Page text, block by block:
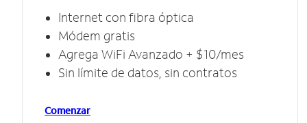
Internet con fibra óptica
Módem gratis
Agrega WiFi Avanzado + $10/mes
Sin límite de datos, sin contratos
Comenzar